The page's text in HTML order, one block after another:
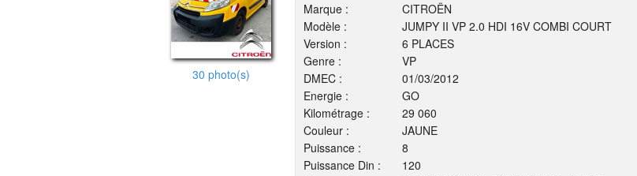
30 photo(s)
Marque :
CITROËN
Modèle :
JUMPY II VP 2.0 HDI 16V COMBI COURT
Version :
6 PLACES
Genre :
VP
DMEC :
01/03/2012
Energie :
GO
Kilométrage :
29 060
Couleur :
JAUNE
Puissance :
8
Puissance Din :
120